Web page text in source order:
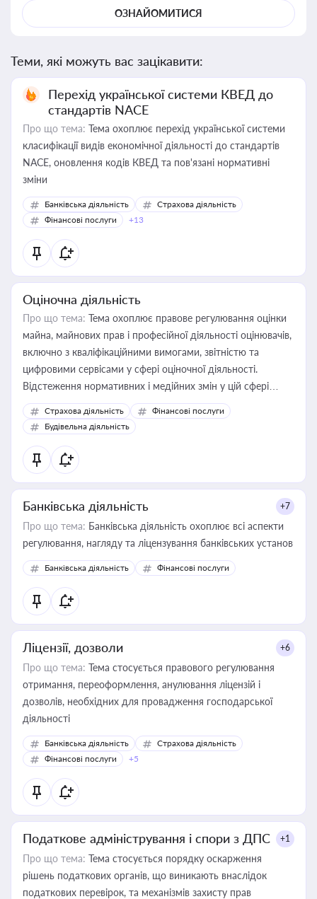
ОЗНАЙОМИТИСЯ
Теми, які можуть вас зацікавити:
Перехід української системи КВЕД до
стандартів NACE
Про що тема: Тема охоплює перехід української системи
класифікації видів економічної діяльності до стандартів
NACE, оновлення кодів КВЕД та пов'язані нормативні
зміни
Банківська діяльність
Страхова діяльність
Фінансові послуги
+13
Оціночна діяльність
Про що тема: Тема охоплює правове регулювання оцінки
майна, майнових прав і професійної діяльності оцінювачів,
включно з кваліфікаційними вимогами, звітністю та
цифровими сервісами у сфері оціночної діяльності.
Відстеження нормативних і медійних змін у цій сфері
корисне для власника бізнесу, керівника, юриста або
бухгалтера під час оподаткування, приватизації, оренди
державного майна, корпоративних угод і перевірки
статусу суб'єктів оціночної діяльності
Страхова діяльність
Фінансові послуги
Будівельна діяльність
Банківська діяльність +7
Про що тема: Банківська діяльність охоплює всі аспекти
регулювання, нагляду та ліцензування банківських установ
Банківська діяльність Фінансові послуги
Ліцензії, дозволи +6
Про що тема: Тема стосується правового регулювання
отримання, переоформлення, анулювання ліцензій і
дозволів, необхідних для провадження господарської
діяльності
Банківська діяльність
Страхова діяльність
Фінансові послуги
+5
Податкове адміністрування і спори з ДПС +1
Про що тема: Тема стосується порядку оскарження
рішень податкових органів, що виникають внаслідок
податкових перевірок, та механізмів захисту прав